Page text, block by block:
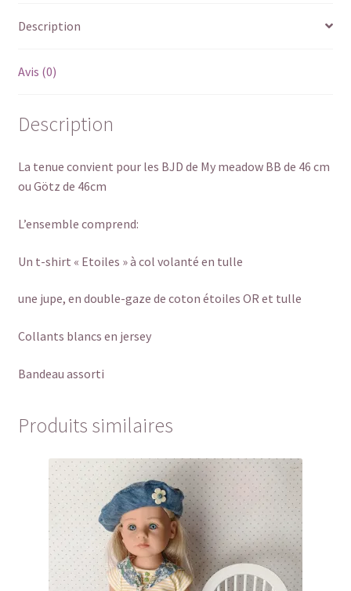
Description
Avis (0)
Description
La tenue convient pour les BJD de My meadow BB de 46 cm
ou Götz de 46cm
L’ensemble comprend:
Un t-shirt « Etoiles » à col volanté en tulle
une jupe, en double-gaze de coton étoiles OR et tulle
Collants blancs en jersey
Bandeau assorti
Produits similaires